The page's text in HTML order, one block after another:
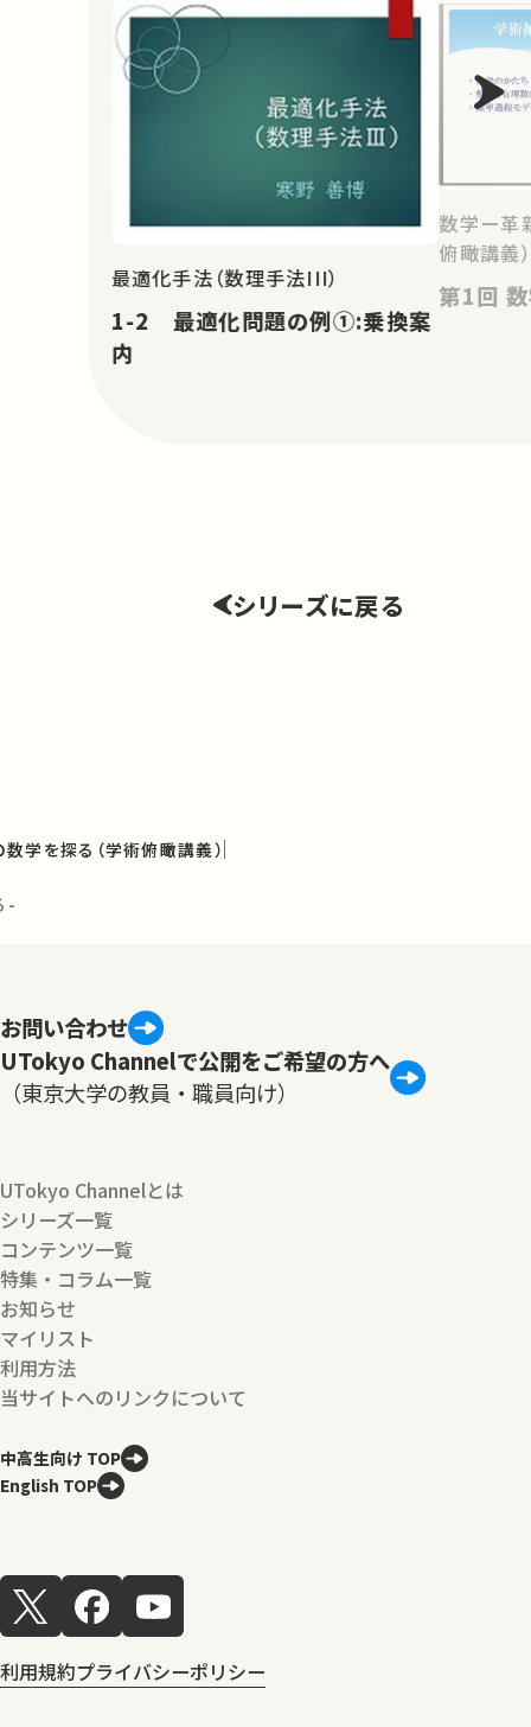
最適化手法（数理手法III）
1-2 最適化問題の例①:乗換案
内
数学ー革
俯瞰講義）
第
シリーズに戻る
学を探る（学術俯瞰講義）
-
お問い合わせ
UTokyo Channelで公開をご希望の方へ
（東京大学の教員・職員向け）
UTokyo Channelとは
シリーズ一覧
コンテンツ一覧
特集・コラム一覧
お知らせ
マイリスト
利用方法
当サイトへのリンクについて
中高生向け TOP
English TOP
利用規約プライバシーポリシー